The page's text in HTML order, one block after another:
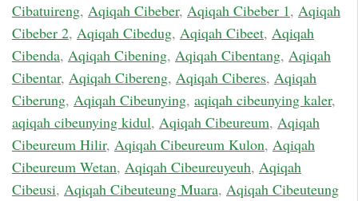
Cibatuireng, Aqiqah Cibeber, Aqiqah Cibeber 1, Aqiqah
Cibeber 2, Aqiqah Cibedug, Aqiqah Cibeet, Aqiqah
Cibenda, Aqiqah Cibening, Aqiqah Cibentang, Aqiqah
Cibentar, Aqiqah Cibereng, Aqiqah Ciberes, Aqiqah
Ciberung, Aqiqah Cibeunying, aqiqah cibeunying kaler,
aqiqah cibeunying kidul, Aqiqah Cibeureum, Aqiqah
Cibeureum Hilir, Aqiqah Cibeureum Kulon, Aqiqah
Cibeureum Wetan, Aqiqah Cibeureuyeuh, Aqiqah
Cibeusi, Aqiqah Cibeuteung Muara, Aqiqah Cibeuteung